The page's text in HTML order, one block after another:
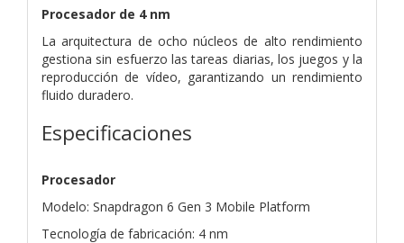
Procesador de 4 nm
La arquitectura de ocho núcleos de alto rendimiento
gestiona sin esfuerzo las tareas diarias, los juegos y la
reproducción de vídeo, garantizando un rendimiento
fluido duradero.
Especificaciones
Procesador
Modelo: Snapdragon 6 Gen 3 Mobile Platform
Tecnología de fabricación: 4 nm